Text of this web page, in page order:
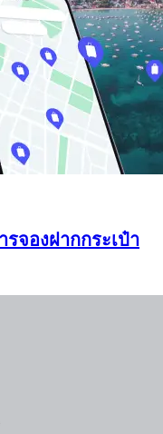
จองฝากกระเป๋า